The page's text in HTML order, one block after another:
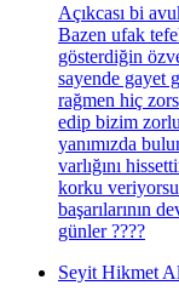
Açıkcası bi
Bazen ufak
gösterdiğin
sayende gayet
rağmen hiç
edip bizim
yanımızda
varlığını
korku
başarılarının
günler ????
Seyit Hikmet